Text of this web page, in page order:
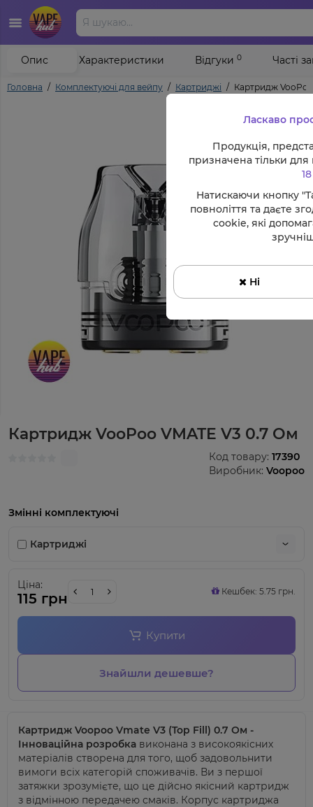
Головна Комплектуючі для вейпу Картриджі Картридж
Картридж VooPoo VMATE V3 0.7 Ом
Виробник: Voopoo
Код товару: 17390
Змінні комплектуючі
Картриджі
Ціна:
115 грн Кешбек: 5.75 грн.
Купити
Знайшли дешевше?
Опис Характеристики Відгуки 0 Часті
Картридж Voopoo Vmate V3 (Top Fill) 0.7 Ом -
Інноваційна розробка виконана з високоякісних
матеріалів створена для того, щоб задовольнити
вимоги всіх категорій споживачів. Ви з першої
затяжки зрозумієте, що це дійсно якісний картридж
з відмінною передачею смаків. Корпус картриджа
Ласкаво
Продукція,
призначена тільки для
Натискаючи кнопку
повноліття та даєте
cookie, які
Ні